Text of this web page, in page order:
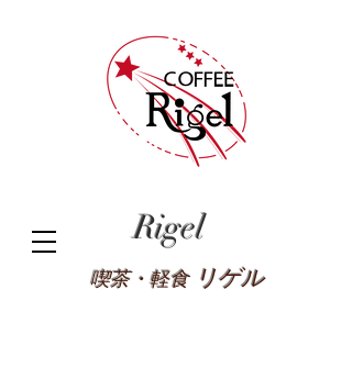
喫茶・軽食リゲル
Rigel